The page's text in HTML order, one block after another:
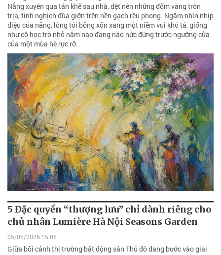
Nắng xuyên qua tán khế sau nhà, dệt nên những đốm vàng tròn
trịa, tinh nghịch đùa giỡn trên nền gạch rêu phong. Ngắm nhìn nhịp
điệu của nắng, lòng tôi bỗng xốn xang một niềm vui khó tả, giống
như cô học trò nhỏ năm nào đang náo nức đứng trước ngưỡng cửa
của một mùa hè rực rỡ.
5 Đặc quyền “thượng lưu” chỉ dành riêng cho
chủ nhân Lumière Hà Nội Seasons Garden
05/05/2026 15:05
Giữa bối cảnh thị trường bất động sản Thủ đô đang bước vào giai